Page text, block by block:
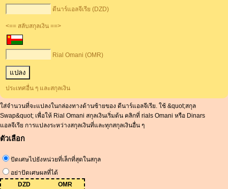
ดีนาร์แอลจีเรีย (DZD)
<== สลับสกุลเงิน ==>
Rial Omani (OMR)
ประเทศอื่น ๆ และสกุลเงิน
ใส่จำนวนที่จะแปลงในกล่องทางด้านซ้ายของ ดีนาร์แอลจีเรีย. ใช้ &quot;สกุล
Swap&quot; เพื่อให้ Rial Omani สกุลเงินเริ่มต้น คลิกที่ rials Omani หรือ Dinars
แอลจีเรีย การแปลงระหว่างสกุลเงินที่และทุกสกุลเงินอื่น ๆ
ตัวเลือก
ปัดเศษไปยังหน่วยที่เล็กที่สุดในสกุล
อย่าปัดเศษผลที่ได้
DZD
OMR